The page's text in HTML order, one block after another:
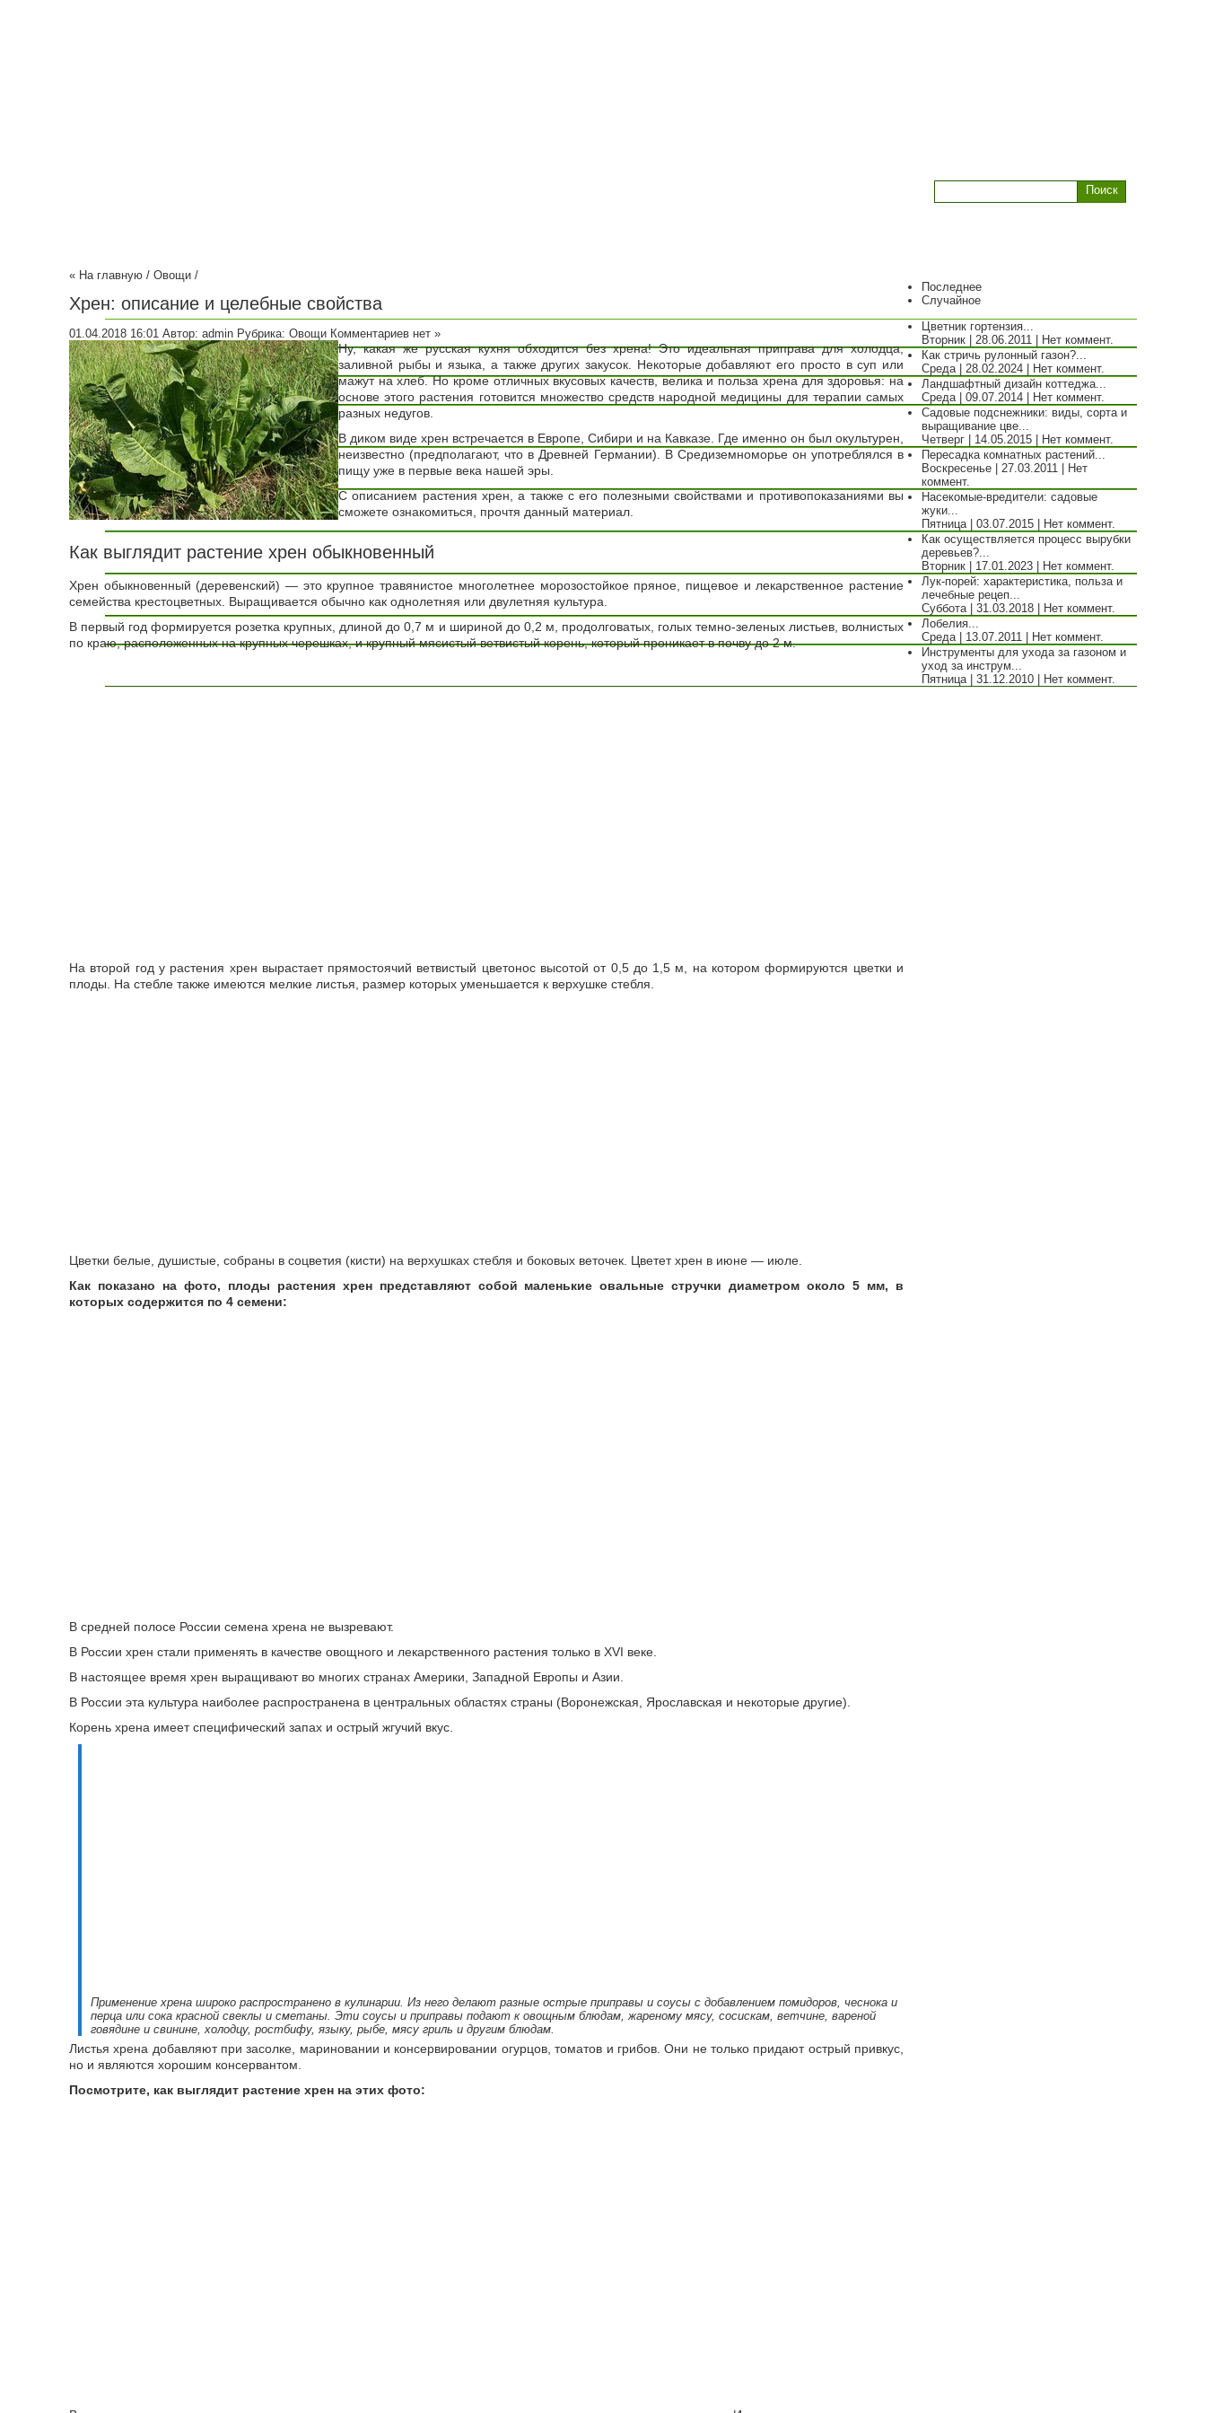
« На главную / Овощи /
Хрен: описание и целебные свойства
01.04.2018 16:01 Автор: admin Рубрика: Овощи Комментариев нет »
Ну, какая же русская кухня обходится без хрена! Это идеальная приправа для холодца,
заливной рыбы и языка, а также других закусок. Некоторые добавляют его просто в суп или
мажут на хлеб. Но кроме отличных вкусовых качеств, велика и польза хрена для здоровья: на
основе этого растения готовится множество средств народной медицины для терапии самых
разных недугов.
В диком виде хрен встречается в Европе, Сибири и на Кавказе. Где именно он был окультурен,
неизвестно (предполагают, что в Древней Германии). В Средиземноморье он употреблялся в
пищу уже в первые века нашей эры.
С описанием растения хрен, а также с его полезными свойствами и противопоказаниями вы
сможете ознакомиться, прочтя данный материал.
Как выглядит растение хрен обыкновенный
Хрен обыкновенный (деревенский) — это крупное травянистое многолетнее морозостойкое пряное, пищевое и лекарственное растение
семейства крестоцветных. Выращивается обычно как однолетняя или двулетняя культура.
В первый год формируется розетка крупных, длиной до 0,7 м и шириной до 0,2 м, продолговатых, голых темно-зеленых листьев, волнистых
по краю, расположенных на крупных черешках, и крупный мясистый ветвистый корень, который проникает в почву до 2 м.
На второй год у растения хрен вырастает прямостоячий ветвистый цветонос высотой от 0,5 до 1,5 м, на котором формируются цветки и
плоды. На стебле также имеются мелкие листья, размер которых уменьшается к верхушке стебля.
Цветки белые, душистые, собраны в соцветия (кисти) на верхушках стебля и боковых веточек. Цветет хрен в июне — июле.
Как показано на фото, плоды растения хрен представляют собой маленькие овальные стручки диаметром около 5 мм, в
которых содержится по 4 семени:
В средней полосе России семена хрена не вызревают.
В России хрен стали применять в качестве овощного и лекарственного растения только в XVI веке.
В настоящее время хрен выращивают во многих странах Америки, Западной Европы и Азии.
В России эта культура наиболее распространена в центральных областях страны (Воронежская, Ярославская и некоторые другие).
Корень хрена имеет специфический запах и острый жгучий вкус.
Применение хрена широко распространено в кулинарии. Из него делают разные острые приправы и соусы с добавлением помидоров, чеснока и
перца или сока красной свеклы и сметаны. Эти соусы и приправы подают к овощным блюдам, жареному мясу, сосискам, ветчине, вареной
говядине и свинине, холодцу, ростбифу, языку, рыбе, мясу гриль и другим блюдам.
Листья хрена добавляют при засолке, мариновании и консервировании огурцов, томатов и грибов. Они не только придают острый привкус,
но и являются хорошим консервантом.
Посмотрите, как выглядит растение хрен на этих фото:
Последнее
Случайное
Цветник гортензия...
Вторник | 28.06.2011 | Нет коммент.
Как стричь рулонный газон?...
Среда | 28.02.2024 | Нет коммент.
Ландшафтный дизайн коттеджа...
Среда | 09.07.2014 | Нет коммент.
Садовые подснежники: виды, сорта и
выращивание цве...
Четверг | 14.05.2015 | Нет коммент.
Пересадка комнатных растений...
Воскресенье | 27.03.2011 | Нет
коммент.
Насекомые-вредители: садовые
жуки...
Пятница | 03.07.2015 | Нет коммент.
Как осуществляется процесс вырубки
деревьев?...
Вторник | 17.01.2023 | Нет коммент.
Лук-порей: характеристика, польза и
лечебные рецеп...
Суббота | 31.03.2018 | Нет коммент.
Лобелия...
Среда | 13.07.2011 | Нет коммент.
Инструменты для ухода за газоном и
уход за инструм...
Пятница | 31.12.2010 | Нет коммент.